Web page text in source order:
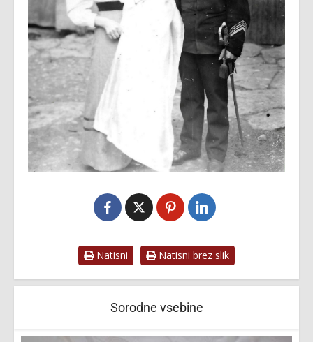
Natisni Natisni brez slik
Sorodne vsebine